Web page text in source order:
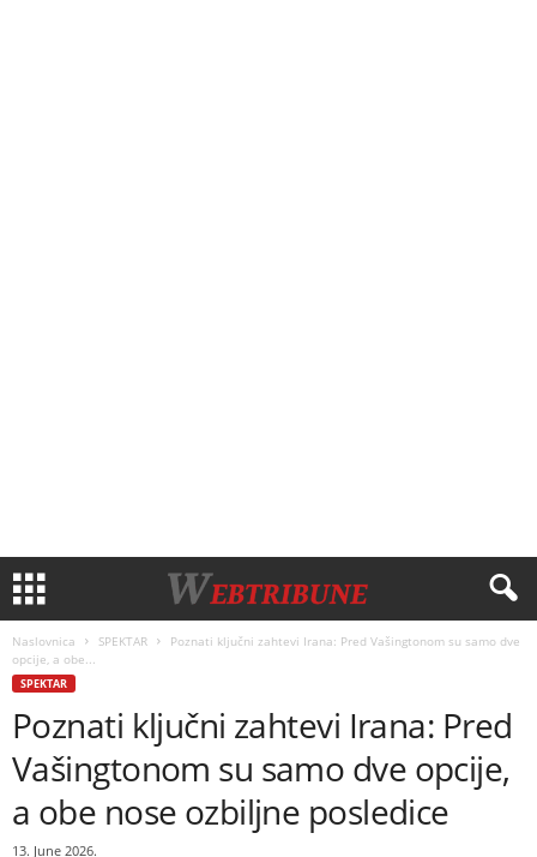
Naslovnica SPEKTAR
Poznati ključni zahtevi Irana: Pred Vašingtonom su samo dve
opcije, a obe...
SPEKTAR
Poznati ključni zahtevi Irana: Pred
Vašingtonom su samo dve opcije,
a obe nose ozbiljne posledice
13. June 2026.